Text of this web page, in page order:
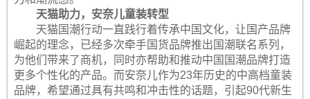
天猫助力，安奈儿童装转型
天猫国潮行动一直践行着传承中国文化，让国产品牌
崛起的理念，已经多次牵手国货品牌推出国潮联名系列，
为他们带来了商机，同时亦帮助和推动中国国潮品牌打造
更多个性化的产品。而安奈儿作为23年历史的中高档童装
品牌，希望通过具有共鸣和冲击性的话题，引起90代新生